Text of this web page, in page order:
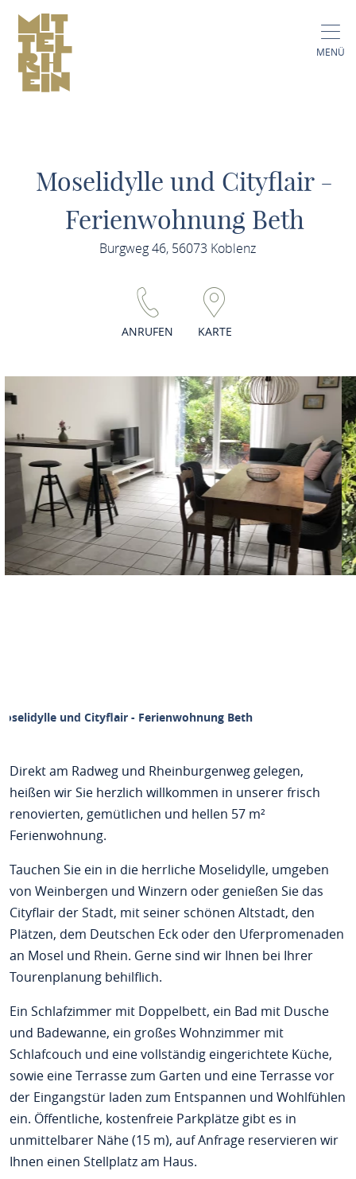
MENÜ
Moselidylle und Cityflair -
Ferienwohnung Beth
Burgweg 46, 56073 Koblenz
ANRUFEN KARTE
und Cityflair - Ferienwohnung Beth
Direkt am Radweg und Rheinburgenweg gelegen,
heißen wir Sie herzlich willkommen in unserer frisch
renovierten, gemütlichen und hellen 57 m²
Ferienwohnung.
Tauchen Sie ein in die herrliche Moselidylle, umgeben
von Weinbergen und Winzern oder genießen Sie das
Cityflair der Stadt, mit seiner schönen Altstadt, den
Plätzen, dem Deutschen Eck oder den Uferpromenaden
an Mosel und Rhein. Gerne sind wir Ihnen bei Ihrer
Tourenplanung behilflich.
Ein Schlafzimmer mit Doppelbett, ein Bad mit Dusche
und Badewanne, ein großes Wohnzimmer mit
Schlafcouch und eine vollständig eingerichtete Küche,
sowie eine Terrasse zum Garten und eine Terrasse vor
der Eingangstür laden zum Entspannen und Wohlfühlen
ein. Öffentliche, kostenfreie Parkplätze gibt es in
unmittelbarer Nähe (15 m), auf Anfrage reservieren wir
Ihnen einen Stellplatz am Haus.